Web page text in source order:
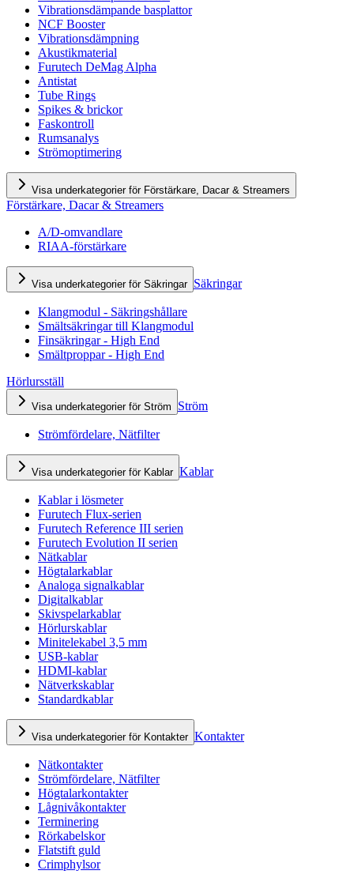
Vibrationsdämpande basplattor
NCF Booster
Vibrationsdämpning
Akustikmaterial
Furutech DeMag Alpha
Antistat
Tube Rings
Spikes & brickor
Faskontroll
Rumsanalys
Strömoptimering
Visa underkategorier för Förstärkare, Dacar & Streamers
Förstärkare, Dacar & Streamers
A/D-omvandlare
RIAA-förstärkare
Visa underkategorier för Säkringar Säkringar
Klangmodul - Säkringshållare
Smältsäkringar till Klangmodul
Finsäkringar - High End
Smältproppar - High End
Hörlursställ
Visa underkategorier för Ström Ström
Strömfördelare, Nätfilter
Visa underkategorier för Kablar Kablar
Kablar i lösmeter
Furutech Flux-serien
Furutech Reference III serien
Furutech Evolution II serien
Nätkablar
Högtalarkablar
Analoga signalkablar
Digitalkablar
Skivspelarkablar
Hörlurskablar
Minitelekabel 3,5 mm
USB-kablar
HDMI-kablar
Nätverkskablar
Standardkablar
Visa underkategorier för Kontakter Kontakter
Nätkontakter
Strömfördelare, Nätfilter
Högtalarkontakter
Lågnivåkontakter
Terminering
Rörkabelskor
Flatstift guld
Crimphylsor